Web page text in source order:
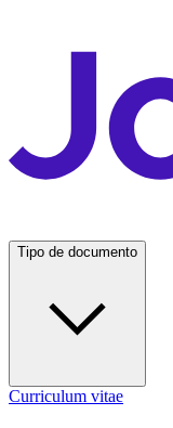
Tipo de documento
Curriculum vitae